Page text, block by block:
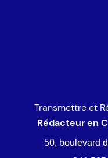
Transmettre et
Rédacteur en
50, boulevard